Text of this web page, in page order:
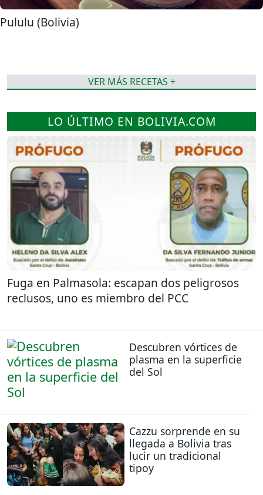
Pululu (Bolivia)
VER MÁS RECETAS +
LO ÚLTIMO EN BOLIVIA.COM
Fuga en Palmasola: escapan dos peligrosos
reclusos, uno es miembro del PCC
Descubren vórtices de
plasma en la superficie
del Sol
Cazzu sorprende en su
llegada a Bolivia tras
lucir un tradicional
tipoy